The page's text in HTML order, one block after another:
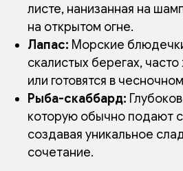
листе, нанизанная на
на открытом огне.
Лапас: Морские
скалистых берегах,
или готовятся в
Рыба-скаббард:
которую обычно подают
создавая уникальное
сочетание.